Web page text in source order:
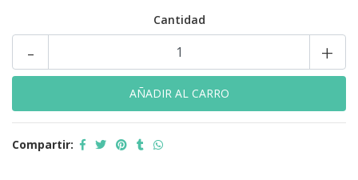
Cantidad
+
-
Compartir: